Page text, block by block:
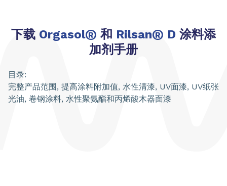
下载 Orgasol® 和 Rilsan® D 涂料添
加剂手册
目录:
完整产品范围, 提高涂料附加值, 水性清漆, UV面漆, UV纸张
光油, 卷钢涂料, 水性聚氨酯和丙烯酸木器面漆